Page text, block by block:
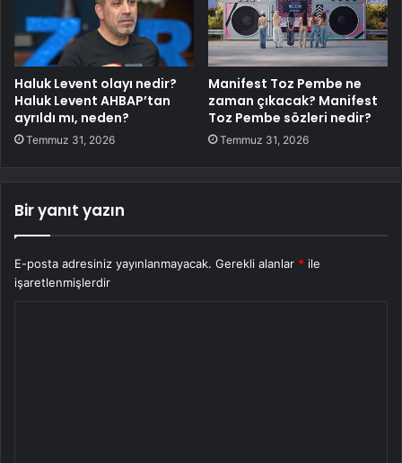
Haluk Levent olayı nedir?
Haluk Levent AHBAP’tan
ayrıldı mı, neden?
Temmuz 31, 2026
Manifest Toz Pembe ne
zaman çıkacak? Manifest
Toz Pembe sözleri nedir?
Temmuz 31, 2026
Bir yanıt yazın
E-posta adresiniz yayınlanmayacak. Gerekli alanlar * ile
işaretlenmişlerdir